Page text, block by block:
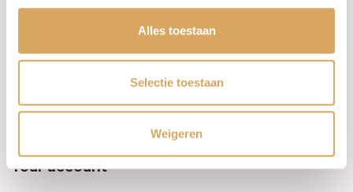
Alles toestaan
Selectie toestaan
Weigeren
Leveringsvoorwaarden
Privacy Policy
Your account